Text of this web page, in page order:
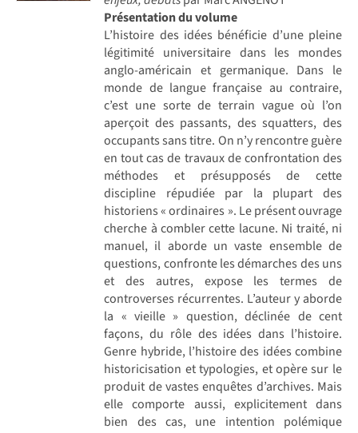
Présentation du volume
L’histoire des idées bénéficie d’une pleine
légitimité universitaire dans les mondes
anglo-américain et germanique. Dans le
monde de langue française au contraire,
c’est une sorte de terrain vague où l’on
aperçoit des passants, des squatters, des
occupants sans titre. On n’y rencontre guère
en tout cas de travaux de confrontation des
méthodes et présupposés de cette
discipline répudiée par la plupart des
historiens « ordinaires ». Le présent ouvrage
cherche à combler cette lacune. Ni traité, ni
manuel, il aborde un vaste ensemble de
questions, confronte les démarches des uns
et des autres, expose les termes de
controverses récurrentes. L’auteur y aborde
la « vieille » question, déclinée de cent
façons, du rôle des idées dans l’histoire.
Genre hybride, l’histoire des idées combine
historicisation et typologies, et opère sur le
produit de vastes enquêtes d’archives. Mais
elle comporte aussi, explicitement dans
bien des cas, une intention polémique